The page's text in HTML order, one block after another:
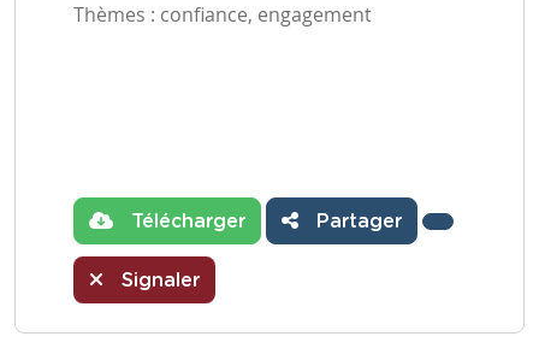
Thèmes : confiance, engagement
Télécharger Partager
Signaler